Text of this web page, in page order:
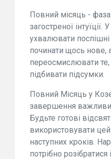
Повний місяць - фаза
загостреної інтуїції.
ухвалювати
починати щось нове,
переосмислювати те,
підбивати підсумки.
Повний Місяць у
завершення
Будьте готові
використовувати
наступних кроків.
потрібно